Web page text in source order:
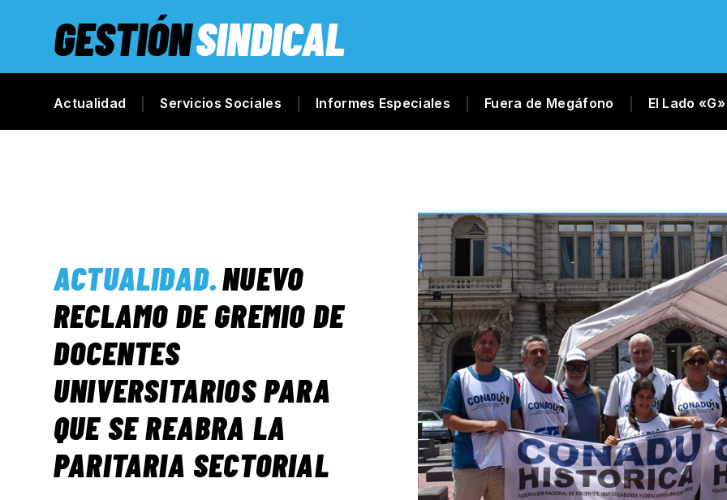
GESTIÓNSINDICAL
Actualidad Servicios Sociales Informes Especiales Fuera de Megáfono El Lado «G»
ACTUALIDAD.NUEVO
RECLAMO DE GREMIO DE
DOCENTES
UNIVERSITARIOS PARA
QUE SE REABRA LA
PARITARIA SECTORIAL